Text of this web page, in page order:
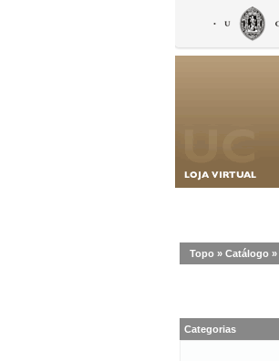
Topo » Catálogo »
Categorias